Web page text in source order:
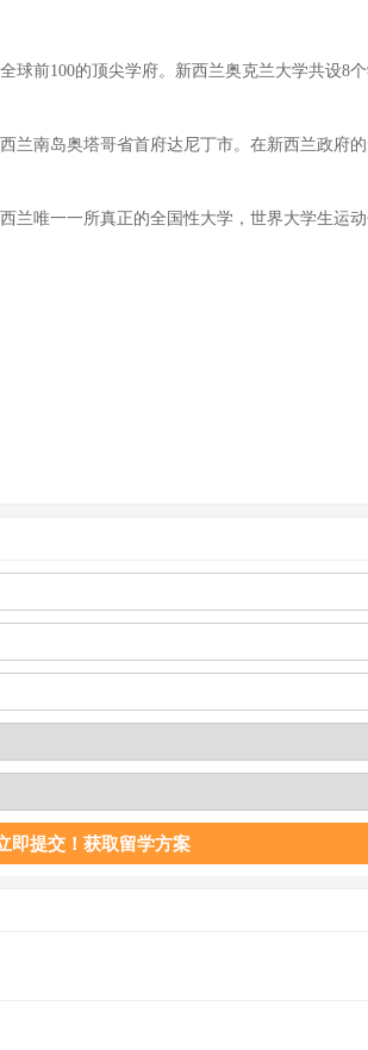
球前100的顶尖学府。新西兰奥克兰大学共设8
南岛奥塔哥省首府达尼丁市。在新西兰政府
一一所真正的全国性大学，世界大学生运